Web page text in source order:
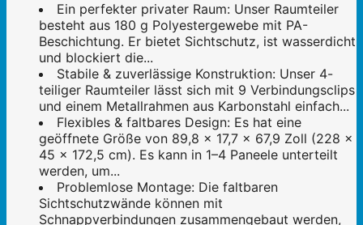
Ein perfekter privater Raum: Unser Raumteiler
besteht aus 180 g Polyestergewebe mit PA-
Beschichtung. Er bietet Sichtschutz, ist wasserdicht
und blockiert die...
Stabile & zuverlässige Konstruktion: Unser 4-
teiliger Raumteiler lässt sich mit 9 Verbindungsclips
und einem Metallrahmen aus Karbonstahl einfach...
Flexibles & faltbares Design: Es hat eine
geöffnete Größe von 89,8 x 17,7 x 67,9 Zoll (228 x
45 x 172,5 cm). Es kann in 1–4 Paneele unterteilt
werden, um...
Problemlose Montage: Die faltbaren
Sichtschutzwände können mit
Schnappverbindungen zusammengebaut werden,